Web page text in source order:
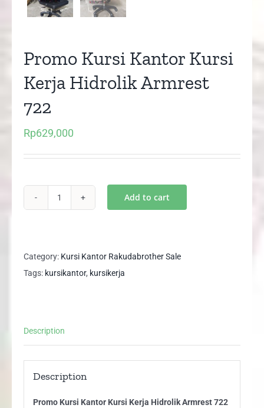
Promo Kursi Kantor Kursi
Kerja Hidrolik Armrest
722
Rp629,000
Kursi
Kerja
Add to cart
Category: Kursi Kantor Rakudabrother Sale
Tags: kursikantor, kursikerja
Description
Description
Promo Kursi Kantor Kursi Kerja Hidrolik Armrest 722